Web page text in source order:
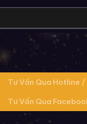
Tư Vấn Qua Hotline
Tư Vấn Qua